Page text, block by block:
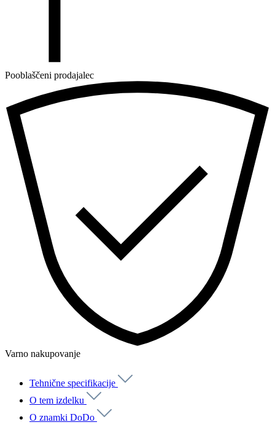
Pooblaščeni prodajalec
Varno nakupovanje
Tehnične specifikacije
O tem izdelku
O znamki DoDo